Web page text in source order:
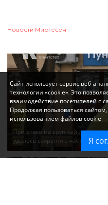
Новости МирТесен
При атаке на крупный
удалось сохранить часть
Сайт использует сервис веб-
технологии «cookie». Это
взаимодействие посетителей с
Продолжая пользоваться
использованием файлов cookie
Я